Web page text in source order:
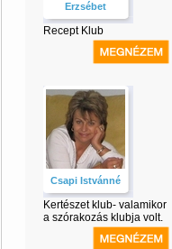
Erzsébet
Recept Klub
Csapi Istvánné
Kertészet klub- valamikor
a szórakozás klubja volt.